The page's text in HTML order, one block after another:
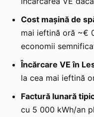
Cost mașină de
mai ieftină oră ~€
economii
Încărcare VE în
la cea mai ieftină
Factură lunară
cu 5 000 kWh/an